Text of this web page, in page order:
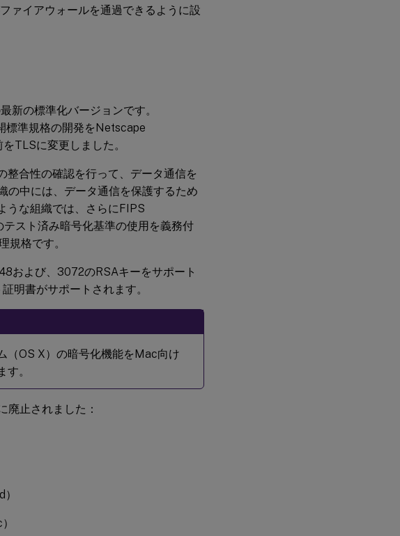
ァイアウォールを通過できるように設
の標準化バージョンです。
準規格の開発をNetscape
TLSに変更しました。
合性の確認を行って、データ通信を
の中には、データ通信を保護するため
うな組織では、さらにFIPS
スト済み暗号化基準の使用を義務付
規格です。
および、3072のRSAキーをサポート
明書がサポートされます。
（OS X）の暗号化機能をMac向け
。
廃止されました：